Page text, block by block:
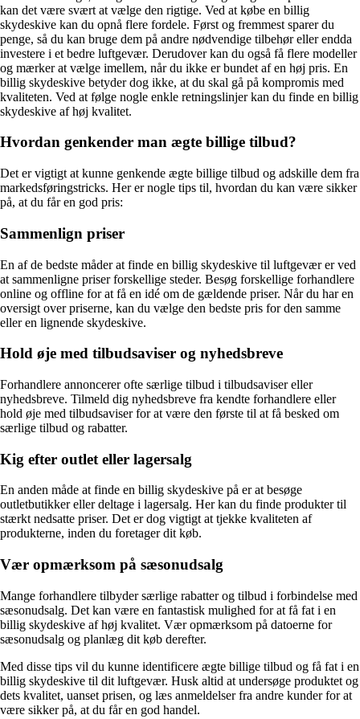
kan det være svært at vælge den rigtige. Ved at købe en billig
skydeskive kan du opnå flere fordele. Først og fremmest sparer du
penge, så du kan bruge dem på andre nødvendige tilbehør eller endda
investere i et bedre luftgevær. Derudover kan du også få flere modeller
og mærker at vælge imellem, når du ikke er bundet af en høj pris. En
billig skydeskive betyder dog ikke, at du skal gå på kompromis med
kvaliteten. Ved at følge nogle enkle retningslinjer kan du finde en billig
skydeskive af høj kvalitet.
Hvordan genkender man ægte billige tilbud?
Det er vigtigt at kunne genkende ægte billige tilbud og adskille dem fra
markedsføringstricks. Her er nogle tips til, hvordan du kan være sikker
på, at du får en god pris:
Sammenlign priser
En af de bedste måder at finde en billig skydeskive til luftgevær er ved
at sammenligne priser forskellige steder. Besøg forskellige forhandlere
online og offline for at få en idé om de gældende priser. Når du har en
oversigt over priserne, kan du vælge den bedste pris for den samme
eller en lignende skydeskive.
Hold øje med tilbudsaviser og nyhedsbreve
Forhandlere annoncerer ofte særlige tilbud i tilbudsaviser eller
nyhedsbreve. Tilmeld dig nyhedsbreve fra kendte forhandlere eller
hold øje med tilbudsaviser for at være den første til at få besked om
særlige tilbud og rabatter.
Kig efter outlet eller lagersalg
En anden måde at finde en billig skydeskive på er at besøge
outletbutikker eller deltage i lagersalg. Her kan du finde produkter til
stærkt nedsatte priser. Det er dog vigtigt at tjekke kvaliteten af
produkterne, inden du foretager dit køb.
Vær opmærksom på sæsonudsalg
Mange forhandlere tilbyder særlige rabatter og tilbud i forbindelse med
sæsonudsalg. Det kan være en fantastisk mulighed for at få fat i en
billig skydeskive af høj kvalitet. Vær opmærksom på datoerne for
sæsonudsalg og planlæg dit køb derefter.
Med disse tips vil du kunne identificere ægte billige tilbud og få fat i en
billig skydeskive til dit luftgevær. Husk altid at undersøge produktet og
dets kvalitet, uanset prisen, og læs anmeldelser fra andre kunder for at
være sikker på, at du får en god handel.